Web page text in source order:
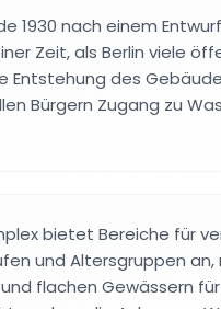
1930 nach einem
Zeit, als Berlin viele
Entstehung des
Bürgern Zugang zu
bietet Bereiche für
und Altersgruppen
flachen Gewässern